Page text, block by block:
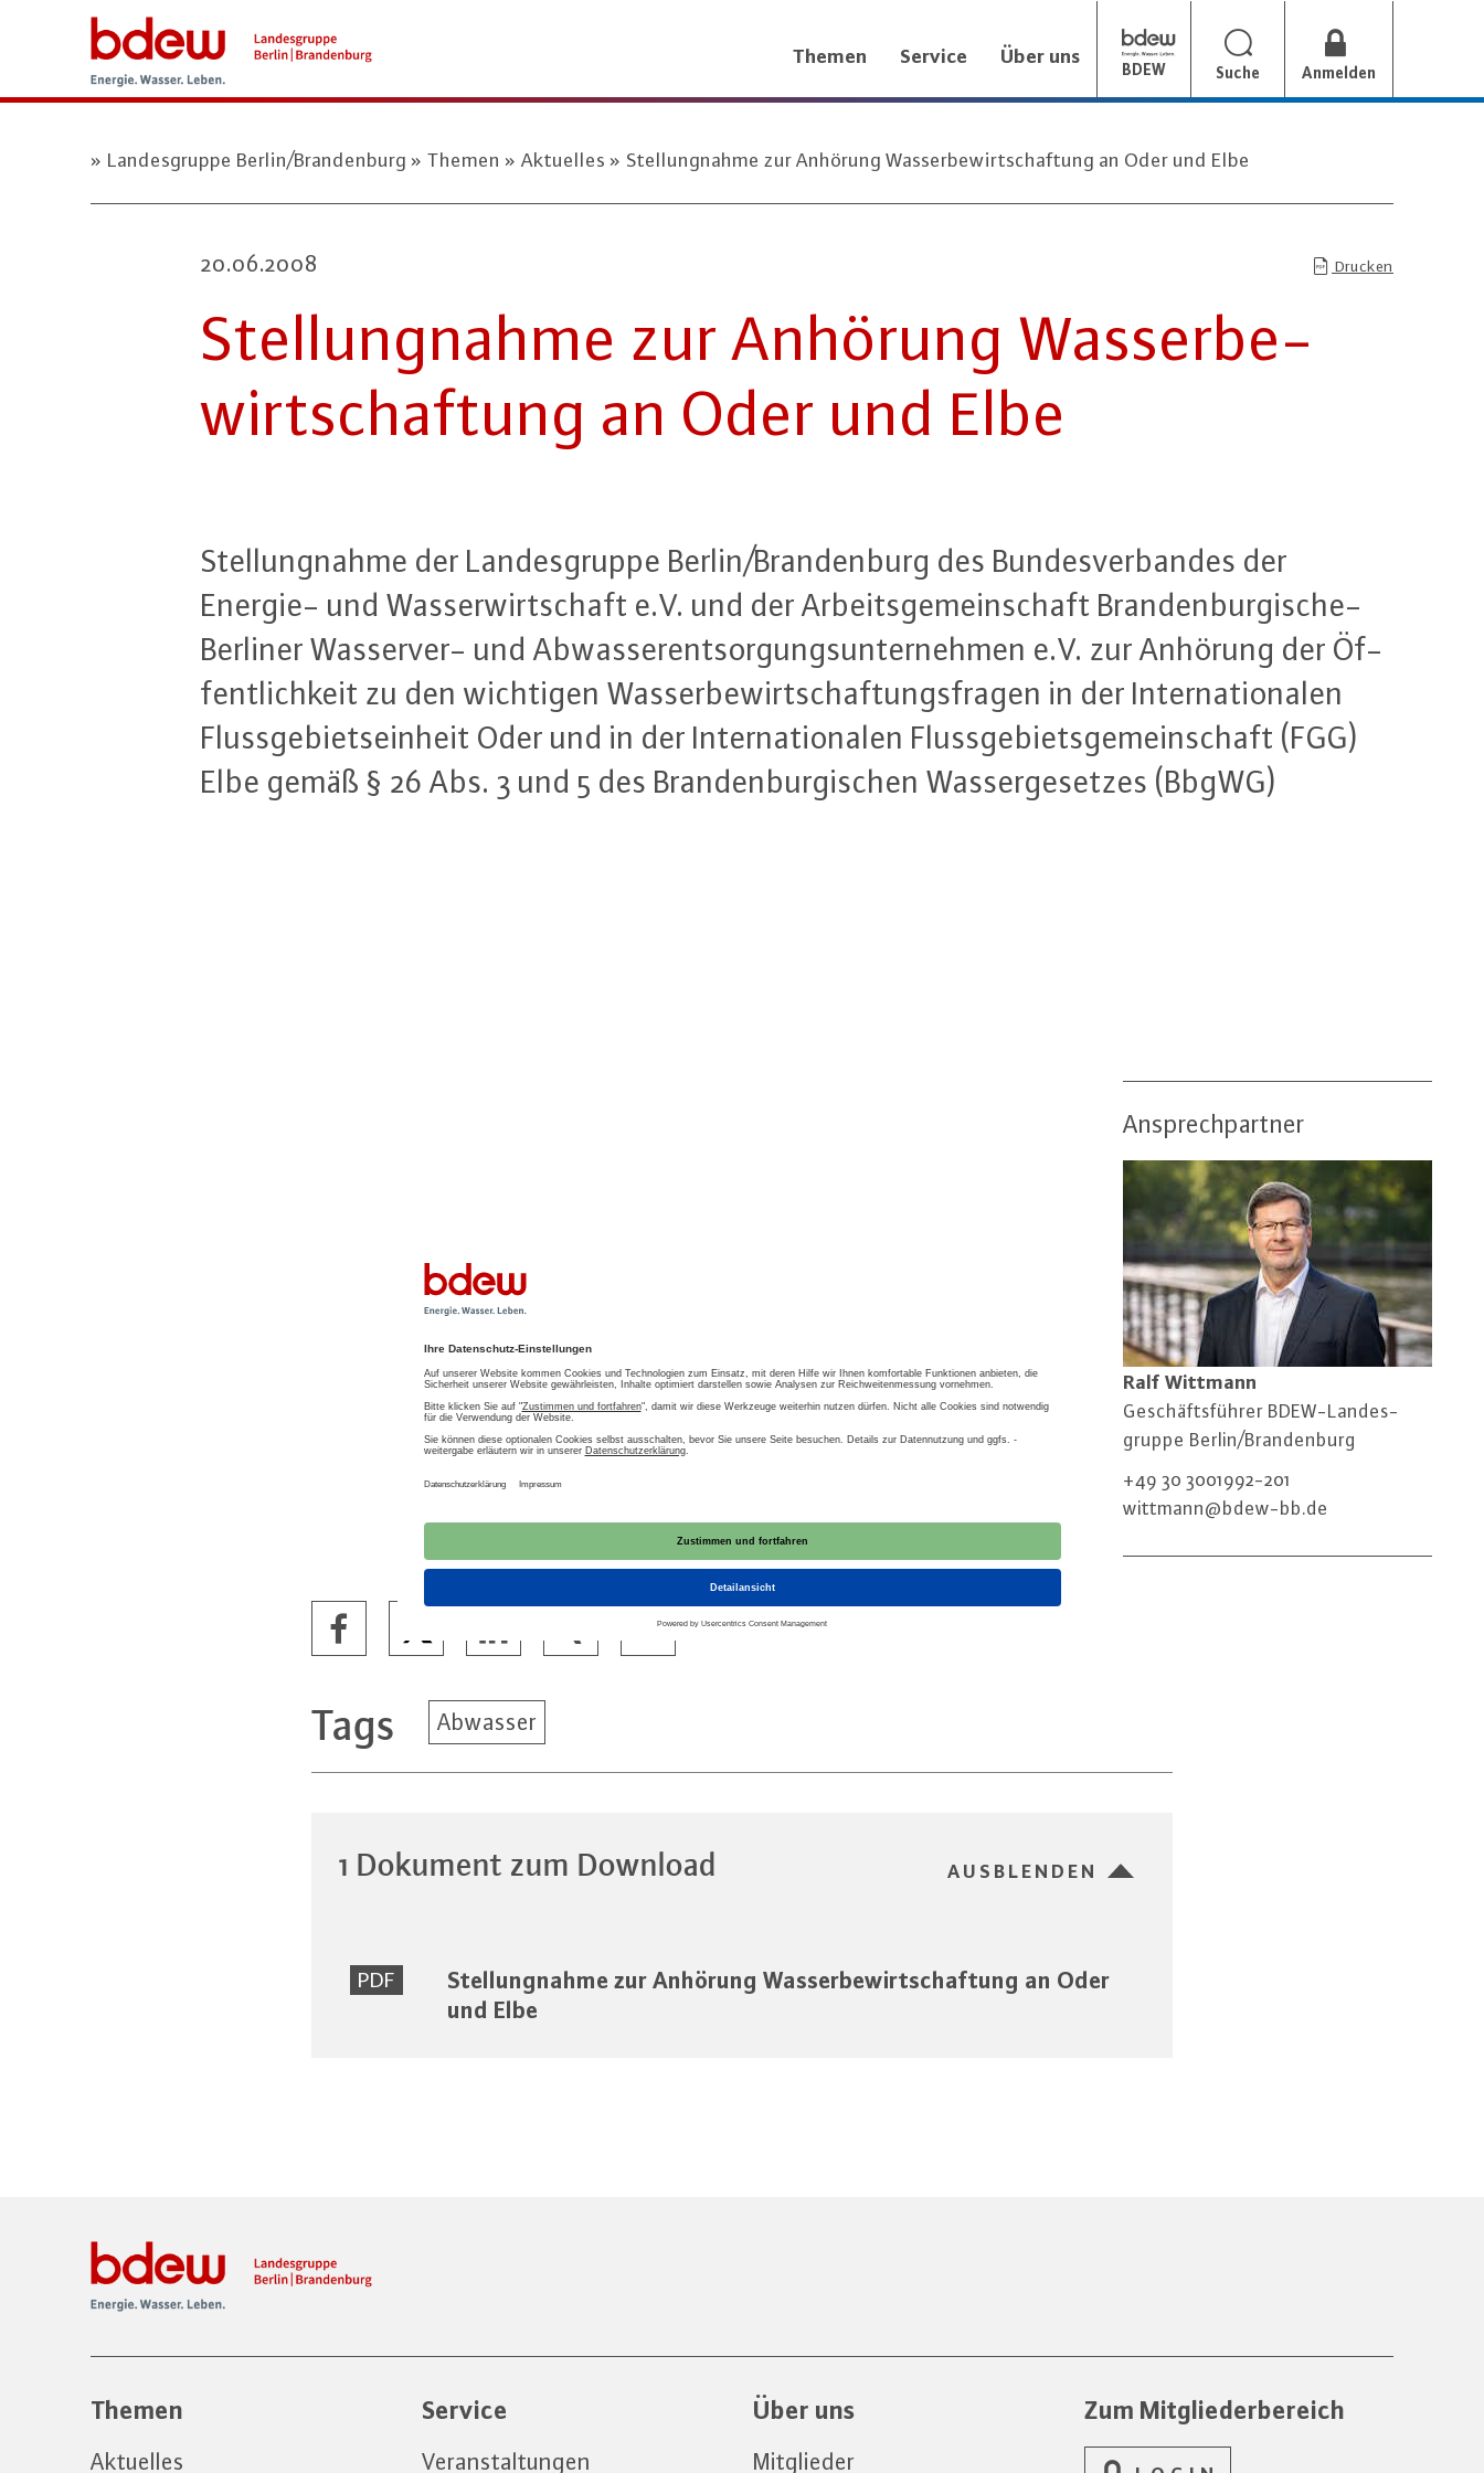
Themen Service Über uns
BDEW Suche Anmelden
Landesgruppe Berlin/Brandenburg Themen Aktuelles Stellungnahme zur Anhörung Wasserbewirtschaftung an Oder und Elbe
20.06.2008 Drucken
Stel­lung­nah­me zur Anhörung Was­ser­be­
wirt­schaf­tung an Oder und Elbe
Stel­lung­nah­me der Lan­des­grup­pe Berlin/Bran­den­burg des Bun­des­ver­ban­des der
Energie- und Was­ser­wirt­schaft e.V. und der Ar­beits­ge­mein­schaft Bran­den­bur­gi­sche-
Ber­li­ner Was­ser­ver- und Ab­was­ser­ent­sor­gungs­un­ter­neh­men e.V. zur Anhörung der Öf­
fent­lich­keit zu den wichtigen Was­ser­be­wirt­schaf­tungs­fra­gen in der In­ter­na­tio­na­len
Fluss­ge­biets­ein­heit Oder und in der In­ter­na­tio­na­len Fluss­ge­biets­ge­mein­schaft (FGG)
Elbe gemäß § 26 Abs. 3 und 5 des Bran­den­bur­gi­schen Was­ser­ge­set­zes (BbgWG)
Ansprechpartner
Ralf Wittmann
Ge­schäfts­füh­rer BDEW-Lan­des­
grup­pe Berlin/Bran­den­burg
+49 30 3001992-201
wittmann@​bdew-​bb.​de
Tags Abwasser
1 Dokument zum Download AUSBLENDEN
PDF
Stellungnahme zur Anhörung Wasserbewirtschaftung an Oder
und Elbe
Themen
Aktuelles
Service
Veranstaltungen
Über uns
Mitglieder
Zum Mitgliederbereich